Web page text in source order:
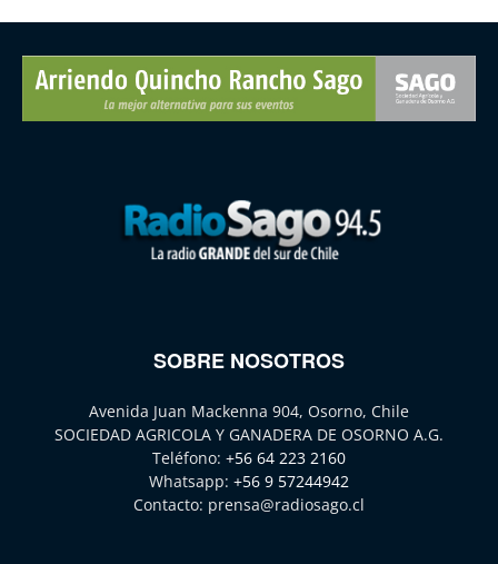
SOBRE NOSOTROS
Avenida Juan Mackenna 904, Osorno, Chile
SOCIEDAD AGRICOLA Y GANADERA DE OSORNO A.G.
Teléfono: +56 64 223 2160
Whatsapp: +56 9 57244942
Contacto: prensa@radiosago.cl